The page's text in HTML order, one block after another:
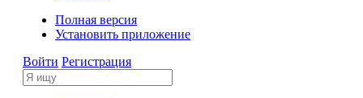
Полная версия
Установить приложение
Войти Регистрация